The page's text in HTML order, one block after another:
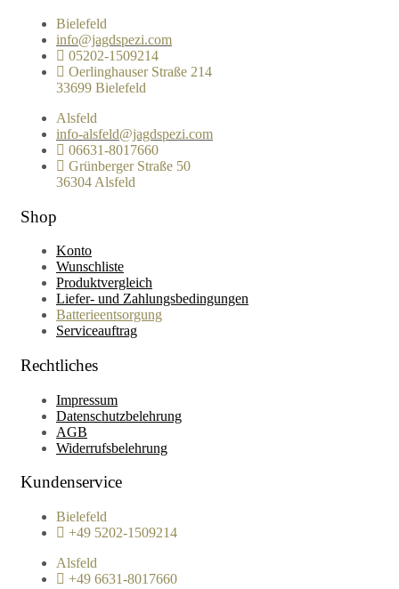
Bielefeld
info@jagdspezi.com
05202-1509214
Oerlinghauser Straße 214
33699 Bielefeld
Alsfeld
info-alsfeld@jagdspezi.com
06631-8017660
Grünberger Straße 50
36304 Alsfeld
Shop
Konto
Wunschliste
Produktvergleich
Liefer- und Zahlungsbedingungen
Batterieentsorgung
Serviceauftrag
Rechtliches
Impressum
Datenschutzbelehrung
AGB
Widerrufsbelehrung
Kundenservice
Bielefeld
+49 5202-1509214
Alsfeld
+49 6631-8017660